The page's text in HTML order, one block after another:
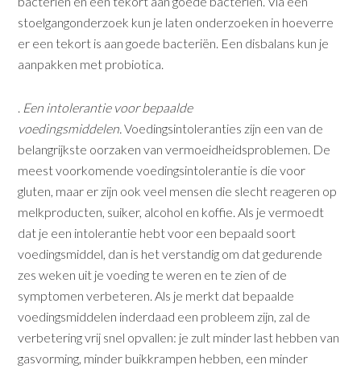
stoelgangonderzoek kun je laten onderzoeken in hoeverre
er een tekort is aan goede bacteriën. Een disbalans kun je
aanpakken met probiotica.
. Een intolerantie voor bepaalde
voedingsmiddelen. Voedingsinto­leranties zijn een van de
belangrijkste oorzaken van vermoeidheids­problemen. De
meest voorkomende voedingsintolerantie is die voor
gluten, maar er zijn ook veel mensen die slecht reageren op
melkproducten, suiker, alcohol en koffie. Als je vermoedt
dat je een intolerantie hebt voor een bepaald soort
voedingsmiddel, dan is het verstandig om dat gedu­rende
zes weken uit je voeding te weren en te zien of de
symptomen verbeteren. Als je merkt dat bepaalde
voedingsmiddelen inderdaad een probleem zijn, zal de
verbetering vrij snel opvallen: je zult minder last hebben van
gasvorming, minder buikkrampen hebben, een minder